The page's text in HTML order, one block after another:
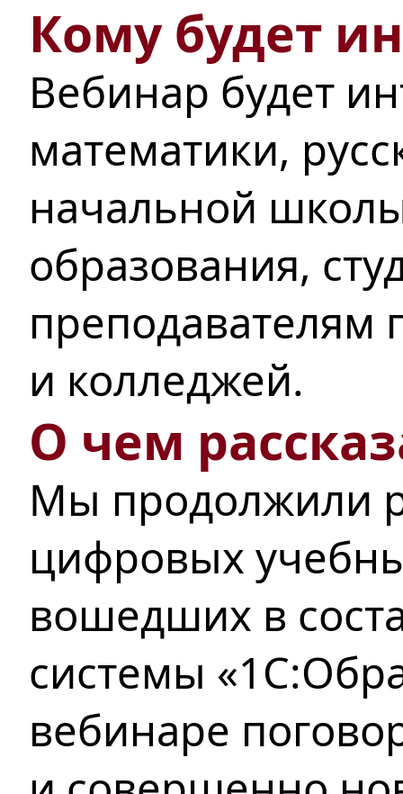
Кому будет
Вебинар будет
математики,
начальной
образования,
преподавателям
и колледжей.
О чем
Мы продолжили
цифровых
вошедших в
системы
вебинаре